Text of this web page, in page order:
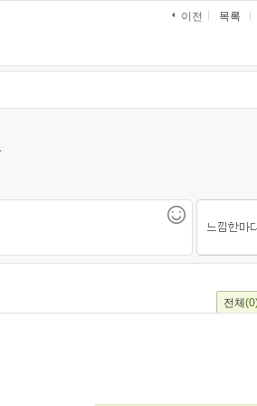
이전 목록
전체